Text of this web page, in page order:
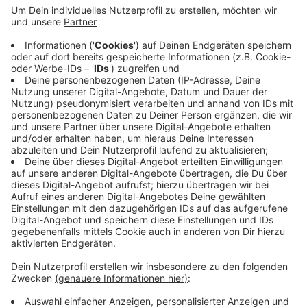
Die Polizei wurde um kurz nach halb 1 in die
Pferdebachstraße gerufen. Dort hatten die vier nach
Polizeiangaben mehrere Verkehrssschilder und
Warnbarken umgeworfen. Die Beamten konnten die
vier Jugendlichen zwischen 16 und 25 Jahren stellen.
Alle waren betrunken, einer äußerte vor der Polizei
noch rechtsradikale Parolen. Die Polizei schrieb
Anzeigen.
Anzeige
Anzeige